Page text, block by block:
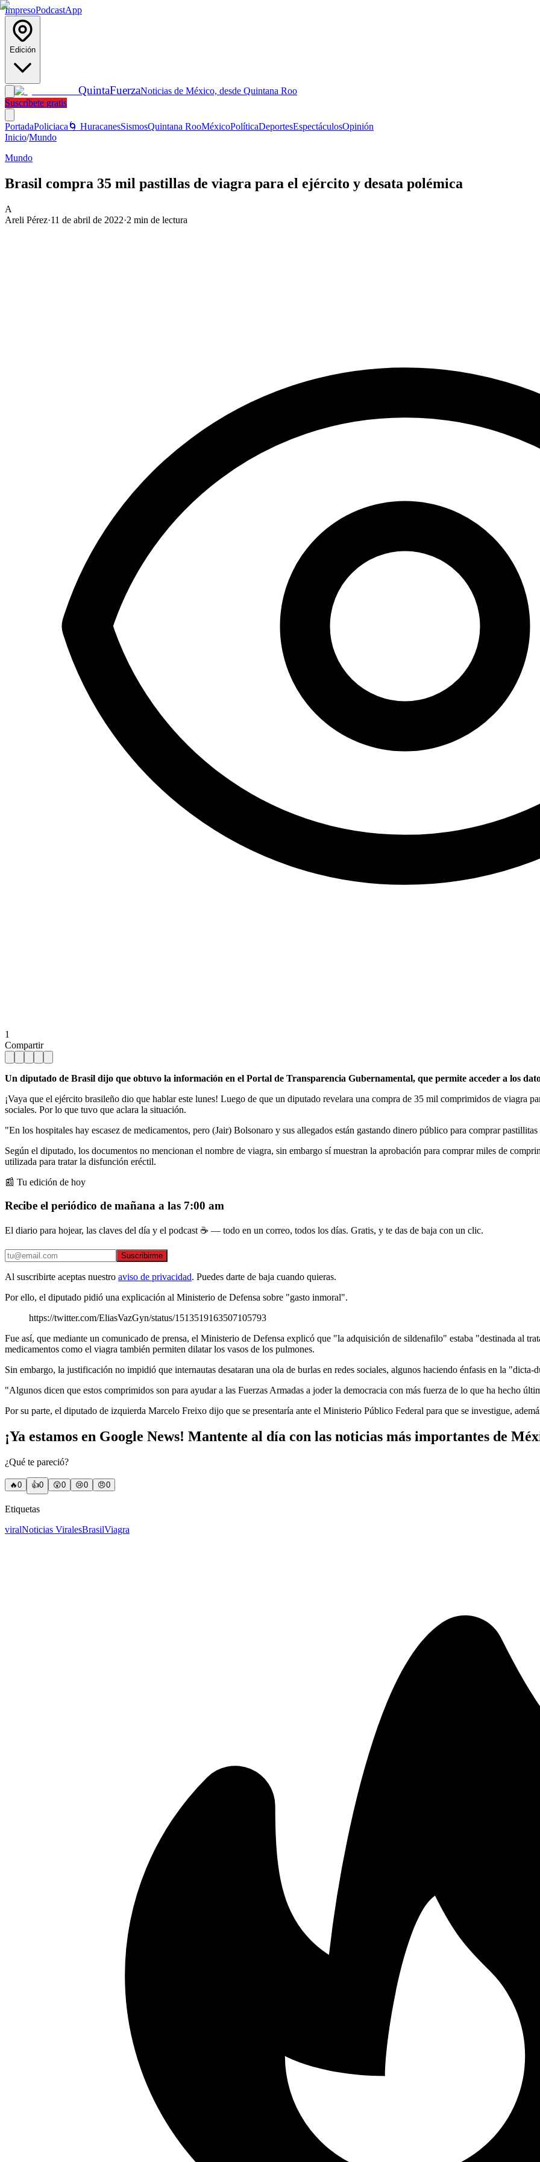
ImpresoPodcastApp
Edición
QuintaFuerzaNoticias de México, desde Quintana Roo
Suscríbete gratis
PortadaPoliciaca 🌀 HuracanesSismosQuintana RooMéxicoPolíticaDeportesEspectáculosOpinión
Inicio/Mundo
Mundo
Brasil compra 35 mil pastillas de viagra para el ejército y desata polémica
A
Areli Pérez·11 de abril de 2022·2 min de lectura
1
Compartir
Un diputado de Brasil dijo que obtuvo la información en el Portal de Transparencia Gubernamental, que permite acceder a los
¡Vaya que el ejército brasileño dio que hablar este lunes! Luego de que un diputado revelara una compra de 35 mil comprimidos de viagra
sociales. Por lo que tuvo que aclara la situación.
"En los hospitales hay escasez de medicamentos, pero (Jair) Bolsonaro y sus allegados están gastando dinero público para comprar
Según el diputado, los documentos no mencionan el nombre de viagra, sin embargo sí muestran la aprobación para comprar miles de
utilizada para tratar la disfunción eréctil.
📰 Tu edición de hoy
Recibe el periódico de mañana a las 7:00 am
El diario para hojear, las claves del día y el podcast ☕ — todo en un correo, todos los días. Gratis, y te das de baja con un clic.
Suscribirme
Al suscribirte aceptas nuestro aviso de privacidad. Puedes darte de baja cuando quieras.
Por ello, el diputado pidió una explicación al Ministerio de Defensa sobre "gasto inmoral".
https://twitter.com/EliasVazGyn/status/1513519163507105793
Fue así, que mediante un comunicado de prensa, el Ministerio de Defensa explicó que "la adquisición de sildenafilo" estaba "destinada al
medicamentos como el viagra también permiten dilatar los vasos de los pulmones.
Sin embargo, la justificación no impidió que internautas desataran una ola de burlas en redes sociales, algunos haciendo énfasis en la
"Algunos dicen que estos comprimidos son para ayudar a las Fuerzas Armadas a joder la democracia con más fuerza de lo que ha hecho
Por su parte, el diputado de izquierda Marcelo Freixo dijo que se presentaría ante el Ministerio Público Federal para que se investigue,
¡Ya estamos en Google News! Mantente al día con las noticias más importantes de
¿Qué te pareció?
🔥0 👍0 😲0 😢0 😠0
Etiquetas
viralNoticias ViralesBrasilViagra